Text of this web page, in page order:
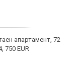
апартамент, 72
750 EUR